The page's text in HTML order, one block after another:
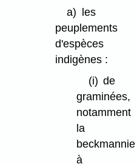
a)
les
peuplements
d'espèces
indigènes :
(i) de
graminées,
notamment
la
beckmannie
à